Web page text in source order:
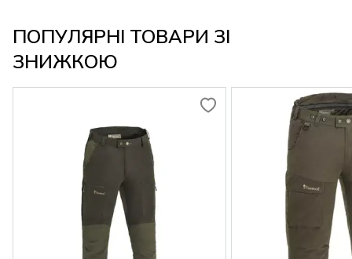
ПОПУЛЯРНІ ТОВАРИ ЗІ
ЗНИЖКОЮ